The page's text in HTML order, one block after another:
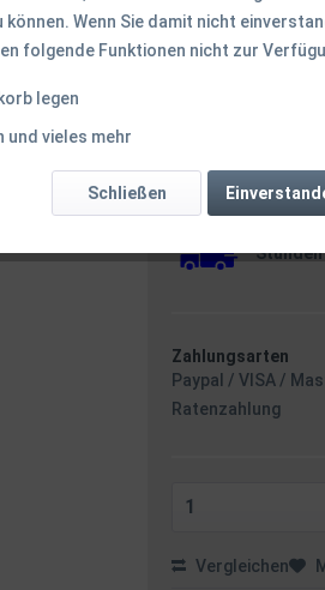
89,50 € *
Sofort
Zahlungsarten
Paypal / VISA /
Ratenzahlung
Vergleichen
Wenn Sie damit nicht
folgende Funktionen nicht zur
legen
und vieles mehr
Schließen